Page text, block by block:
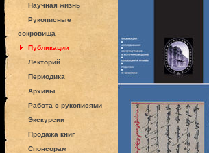
Научная жизнь
Рукописные
сокровища
Публикации
Лекторий
Периодика
Архивы
Работа с рукописями
Экскурсии
Продажа книг
Спонсорам